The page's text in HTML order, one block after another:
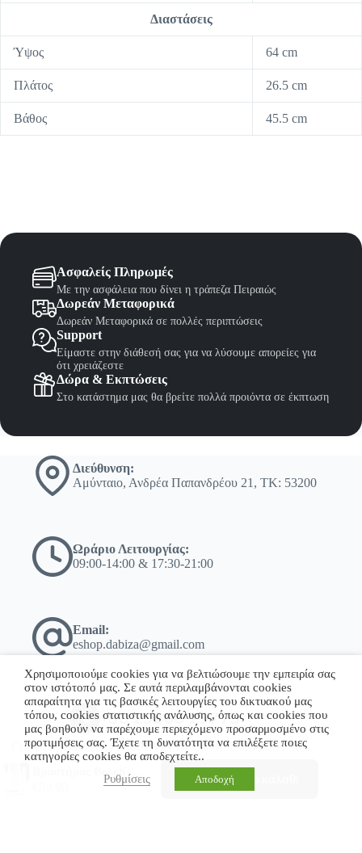
Διαστάσεις
Ύψος 64 cm
Πλάτος 26.5 cm
Βάθος 45.5 cm
Ασφαλείς Πληρωμές
Με την ασφάλεια που δίνει η τράπεζα Πειραιώς
Δωρεάν Μεταφορικά
Δωρεάν Μεταφορικά σε πολλές περιπτώσεις
Support
Είμαστε στην διάθεσή σας για να λύσουμε απορείες για
ότι χρειάζεστε
Δώρα & Εκπτώσεις
Στο κατάστημα μας θα βρείτε πολλά προιόντα σε έκπτωση
Διεύθυνση:
Αμύνταιο, Ανδρέα Παπανδρέου 21, ΤΚ: 53200
Ωράριο Λειτουργίας:
09:00-14:00 & 17:30-21:00
Email:
eshop.dabiza@gmail.com
+30 23860 23775
Copyright © 2026 - WordPress Theme by Σκόδρας Ηλίας
Βραστήρας Bosch TWK8611P 1.5 lt Λευκό Προσθήκη στο καλάθι
Χρησιμοποιούμε cookies για να βελτιώσουμε την εμπειρία σας
στον ιστότοπό μας. Σε αυτά περιλαμβάνονται cookies
απαραίτητα για τις βασικές λειτουργίες του δικτυακού μας
τόπου, cookies στατιστικής ανάλυσης, όπως και cookies που
μας βοηθούν να παρέχουμε περιεχόμενο προσαρμοσμένο στις
προτιμήσεις σας. Έχετε τη δυνατότητα να επιλέξετε ποιες
κατηγορίες cookies θα αποδεχτείτε..
Ρυθμίσεις
Αποδοχή